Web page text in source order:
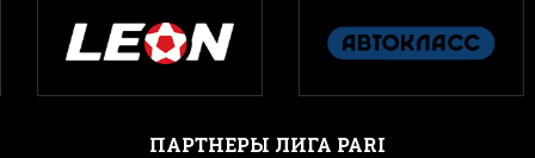
ПАРТНЕРЫ ЛИГА PARI